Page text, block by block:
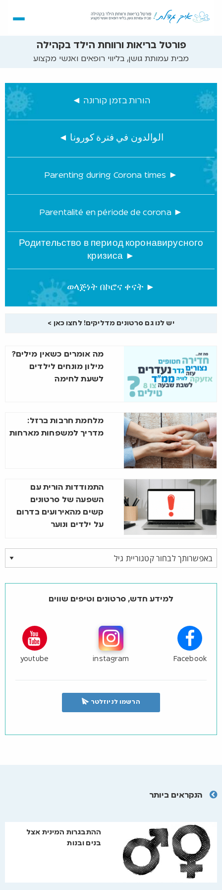
פורטל בריאות ורווחת הילד בקהילה
מבית עמותת גושן, בליווי רופאים ואנשי מקצוע
הורות בזמן קורונה ◄
الوالدون في فترة كورونا ◄
Parenting during Corona times ►
Parentalité en période de corona ►
Родительство в период коронавирусного
кризиса ►
ወላጅነት በኮሮና ቀናት ►
יש לנו גם סרטונים מדליקים! לחצו כאן >
מה אומרים כשאין מילים?
מילון מונחים לילדים
לשעת לחימה
מלחמת חרבות ברזל:
מדריך למשפחות מארחות
התמודדות הורית עם
השפעה של סרטונים
קשים מהאירועים בדרום
על ילדים ונוער
למידע חדש, סרטונים וטיפים שווים
Facebook
instagram
youtube
הרשמו לניוזלטר
הנקראים ביותר
ההתבגרות המינית אצל
בנים ובנות